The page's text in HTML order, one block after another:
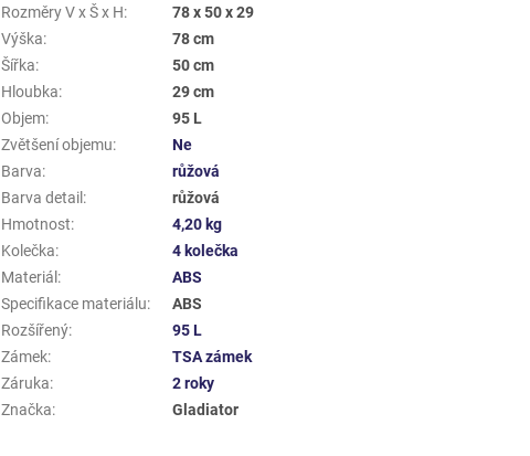
Rozměry V x Š x H:
78 x 50 x 29
Výška:
78 cm
Šířka:
50 cm
Hloubka:
29 cm
Objem:
95 L
Zvětšení objemu:
Ne
Barva:
růžová
Barva detail :
růžová
Hmotnost:
4,20 kg
Kolečka:
4 kolečka
Materiál :
ABS
Specifikace materiálu:
ABS
Rozšířený:
95 L
Zámek:
TSA zámek
Záruka:
2 roky
Značka: Gladiator